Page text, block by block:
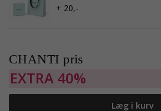
+ 20,-
CHANTI pris
EXTRA 40%
Læg i kurv